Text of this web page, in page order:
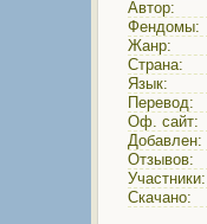
Автор:
Фендомы:
Жанр:
Страна:
Язык:
Перевод:
Оф. сайт:
Добавлен:
Отзывов:
Участники:
Скачано: